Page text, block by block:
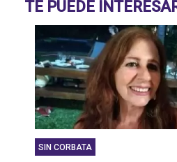
tensa"
TE PUEDE
SIN CORBATA